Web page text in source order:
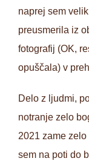
naprej sem
preusmerila iz
fotografij (OK,
opuščala) v
Delo z ljudmi,
notranje zelo
2021 zame
sem na poti do